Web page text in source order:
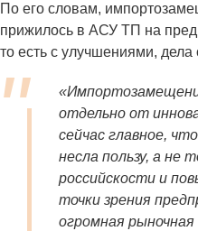
По его словам,
прижилось в АСУ ТП на
то есть с улучшениями, дела
отдельно от
сейчас главное,
несла пользу, а не
российскости и
точки зрения
огромная